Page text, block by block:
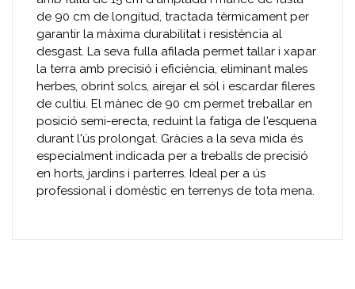
de 90 cm de longitud, tractada tèrmicament per
garantir la màxima durabilitat i resistència al
desgast. La seva fulla afilada permet tallar i xapar
la terra amb precisió i eficiència, eliminant males
herbes, obrint solcs, airejar el sòl i escardar fileres
de cultiu. El mànec de 90 cm permet treballar en
posició semi-erecta, reduint la fatiga de l'esquena
durant l'ús prolongat. Gràcies a la seva mida és
especialment indicada per a treballs de precisió
en horts, jardins i parterres. Ideal per a ús
professional i domèstic en terrenys de tota mena.